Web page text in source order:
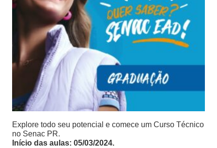
Explore todo seu potencial e comece um Curso Técnico
no Senac PR.
Início das aulas: 05/03/2024.